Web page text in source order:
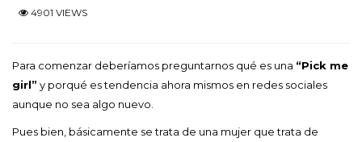
4901 VIEWS
Para comenzar deberíamos preguntarnos qué es una “Pick me
girl” y porqué es tendencia ahora mismos en redes sociales
aunque no sea algo nuevo.
Pues bien, básicamente se trata de una mujer que trata de